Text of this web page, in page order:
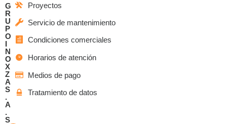
G
R
U
P
O
I
N
O
X
Z
A
S
.
A
.
S
Proyectos
Servicio de mantenimiento
Condiciones comerciales
Horarios de atención
Medios de pago
Tratamiento de datos